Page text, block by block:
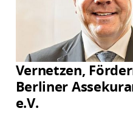
Vernetzen,
Berliner
e.V.